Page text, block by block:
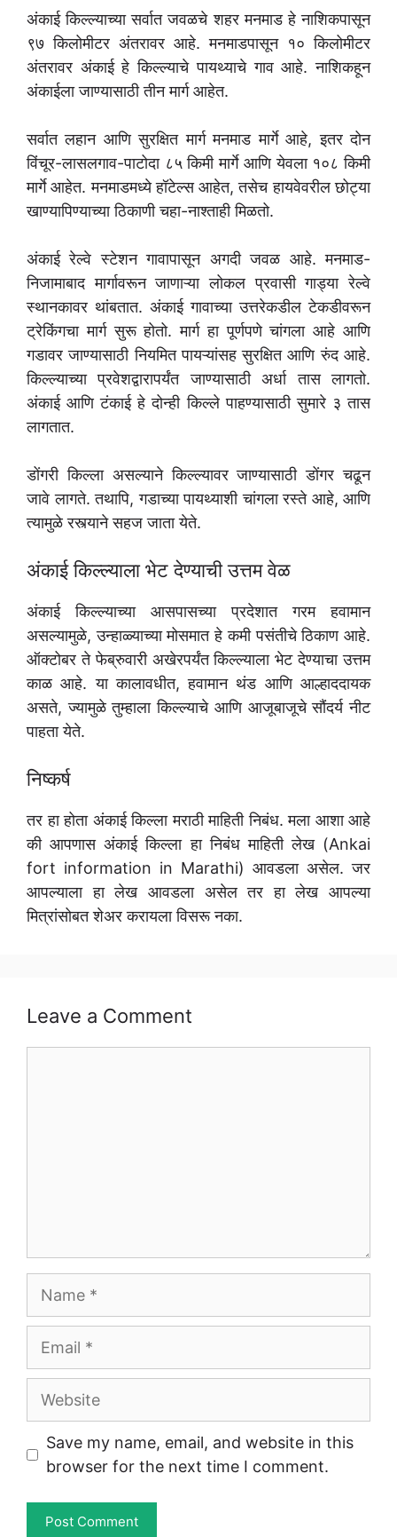
अंकाई किल्ल्याच्या सर्वात जवळचे शहर मनमाड हे नाशिकपासून
९७ किलोमीटर अंतरावर आहे. मनमाडपासून १० किलोमीटर
अंतरावर अंकाई हे किल्ल्याचे पायथ्याचे गाव आहे. नाशिकहून
अंकाईला जाण्यासाठी तीन मार्ग आहेत.
सर्वात लहान आणि सुरक्षित मार्ग मनमाड मार्गे आहे, इतर दोन
विंचूर-लासलगाव-पाटोदा ८५ किमी मार्गे आणि येवला १०८ किमी
मार्गे आहेत. मनमाडमध्ये हॉटेल्स आहेत, तसेच हायवेवरील छोट्या
खाण्यापिण्याच्या ठिकाणी चहा-नाश्ताही मिळतो.
अंकाई रेल्वे स्टेशन गावापासून अगदी जवळ आहे. मनमाड-
निजामाबाद मार्गावरून जाणाऱ्या लोकल प्रवासी गाड्या रेल्वे
स्थानकावर थांबतात. अंकाई गावाच्या उत्तरेकडील टेकडीवरून
ट्रेकिंगचा मार्ग सुरू होतो. मार्ग हा पूर्णपणे चांगला आहे आणि
गडावर जाण्यासाठी नियमित पायऱ्यांसह सुरक्षित आणि रुंद आहे.
किल्ल्याच्या प्रवेशद्वारापर्यंत जाण्यासाठी अर्धा तास लागतो.
अंकाई आणि टंकाई हे दोन्ही किल्ले पाहण्यासाठी सुमारे ३ तास
लागतात.
डोंगरी किल्ला असल्याने किल्ल्यावर जाण्यासाठी डोंगर चढून
जावे लागते. तथापि, गडाच्या पायथ्याशी चांगला रस्ते आहे, आणि
त्यामुळे रस्त्याने सहज जाता येते.
अंकाई किल्ल्याला भेट देण्याची उत्तम वेळ
अंकाई किल्‍ल्‍याच्‍या आसपासच्‍या प्रदेशात गरम हवामान
असल्‍यामुळे, उन्हाळ्याच्‍या मोसमात हे कमी पसंतीचे ठिकाण आहे.
ऑक्टोबर ते फेब्रुवारी अखेरपर्यंत किल्ल्याला भेट देण्याचा उत्तम
काळ आहे. या कालावधीत, हवामान थंड आणि आल्हाददायक
असते, ज्यामुळे तुम्हाला किल्ल्याचे आणि आजूबाजूचे सौंदर्य नीट
पाहता येते.
निष्कर्ष
तर हा होता अंकाई किल्ला मराठी माहिती निबंध. मला आशा आहे
की आपणास अंकाई किल्ला हा निबंध माहिती लेख (Ankai
fort information in Marathi) आवडला असेल. जर
आपल्याला हा लेख आवडला असेल तर हा लेख आपल्या
मित्रांसोबत शेअर करायला विसरू नका.
Leave a Comment
Name
Email
Website
Save my name, email, and website in this
browser for the next time I comment.